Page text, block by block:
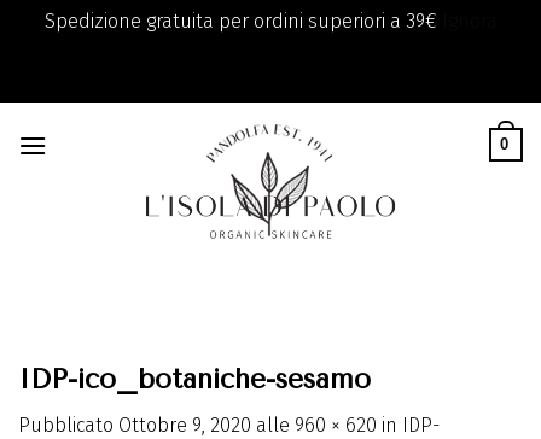
Spedizione gratuita per ordini superiori a 39€
content
0
IDP-ico_botaniche-sesamo
Pubblicato Ottobre 9, 2020 alle 960 × 620 in IDP-